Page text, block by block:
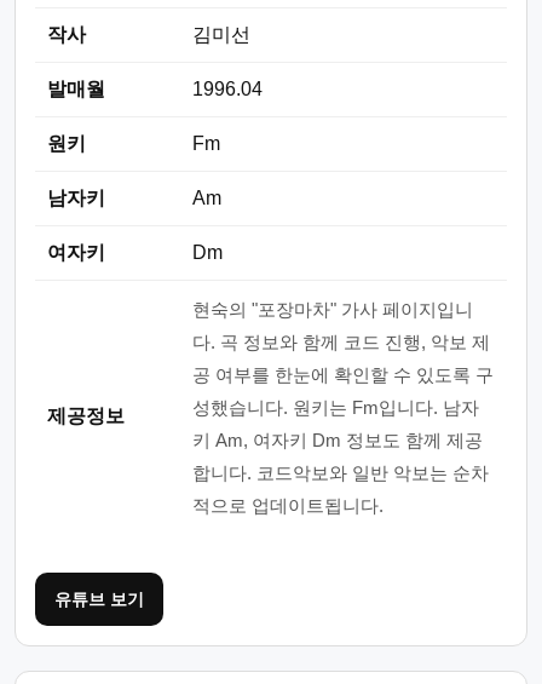
작사 김미선
발매월 1996.04
원키 Fm
남자키 Am
여자키 Dm
제공정보
현숙의 "포장마차" 가사 페이지입니
다. 곡 정보와 함께 코드 진행, 악보 제
공 여부를 한눈에 확인할 수 있도록 구
성했습니다. 원키는 Fm입니다. 남자
키 Am, 여자키 Dm 정보도 함께 제공
합니다. 코드악보와 일반 악보는 순차
적으로 업데이트됩니다.
유튜브 보기